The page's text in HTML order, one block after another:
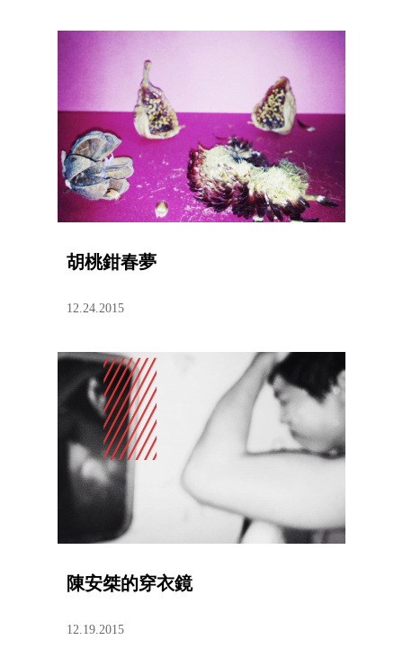
胡桃鉗春夢
12.24.2015
陳安桀的穿衣鏡
12.19.2015